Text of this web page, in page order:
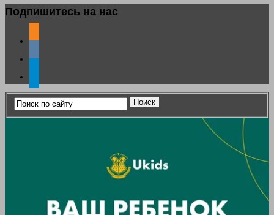
Подпишитесь на нас